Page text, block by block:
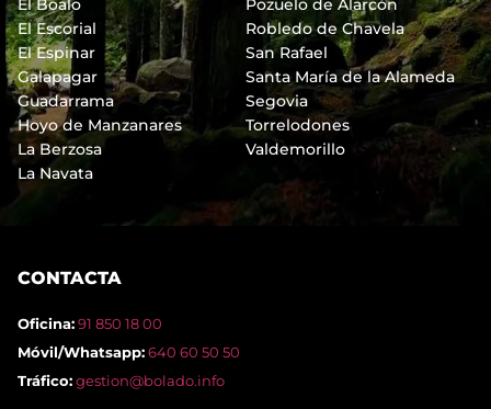
El Escorial
El Espinar
Galapagar
Guadarrama
Hoyo de Manzanares
La Berzosa
La Navata
Robledo de Chavela
San Rafael
Santa María de la Alameda
Segovia
Torrelodones
Valdemorillo
CONTACTA
Oficina:91 850 18 00
Móvil/Whatsapp:640 60 50 50
Tráfico:gestion@bolado.info